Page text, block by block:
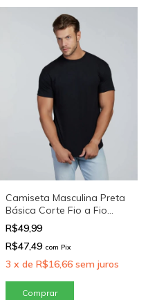
Camiseta Masculina Preta
Básica Corte Fio a Fio
Algodão Confortável
R$49,99
R$47,49 com Pix
3 x de R$16,66 sem juros
Comprar